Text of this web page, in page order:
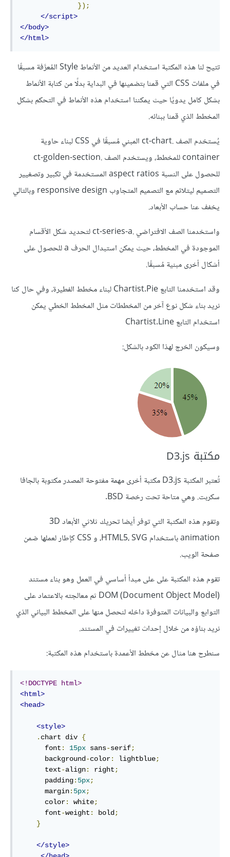
});
</script>
</body>
</html>
تتيح لنا هذه المكتبة استخدام العديد من الأنماط Style المُعرَّفة مسبقًا
في ملفات CSS التي قمنا بتضمينها في البداية بدلًا من كتابة الأنماط
بشكل كامل يدويًا حيث يمكننا استخدام هذه الأنماط في التحكم بشكل
المخطط الذي قمنا ببنائه.
يُستخدم الصف .ct-chart المبني مُسبقًا في CSS لبناء حاوية
container للمخطط، ويستخدم الصف .ct-golden-section
للحصول على النسبة aspect ratios المستخدمة في تكبير وتصغيير
التصميم ليتلائم مع التصميم المتجاوب responsive design وبالتالي
يخفف عنا حساب الأبعاد.
واستخدمنا الصف الافتراضي .ct-series-a لتحديد شكل الأقسام
الموجودة في المخطط، حيث يمكن استبدال الحرف a للحصول على
أشكال أخرى مبنية مُسبقًا.
وقد استخدمنا التابع Chartist.Pie لبناء مخطط الفطيرة، وفي حال كنا
نريد بناء شكل نوع آخر من المخططات مثل المخطط الخطي يمكن
استخدام التابع Chartist.Line
وسيكون الخرج لهذا الكود بالشكل:
مكتبة D3.js
تُعتبر المكتبة D3.js مكتبة أخرى مهمة مفتوحة المصدر مكتوبة بالجافا
سكربت. وهي متاحة تحت رخصة BSD.
وتقوم هذه المكتبة التي توفر أيضا تحريك ثلاثي الأبعاد 3D
animation باستخدام HTML5، SVG، و CSS كإطار لعملها ضمن
صفحة الويب.
تقوم هذه المكتبة على على مبدأ أساسي في العمل وهو بناء مستند
(Document Object Model) DOM ثم معالجته بالاعتماد على
التوابع والبيانات المتوفرة داخله لنحصل منها على المخطط البياني الذي
نريد بناؤه من خلال إحداث تغييرات في المستند.
سنطرح هنا مثال عن مخطط الأعمدة باستخدام هذه المكتبة:
<!DOCTYPE html>
<html>
<head>
<style>
. chart div {
      font
: 15px sans-serif;
      background
-color: lightblue;
      text
-align: right ;
      padding
: 5px;
      margin
: 5px;
      color
: white;
      font
-weight : bold;
}
</style>